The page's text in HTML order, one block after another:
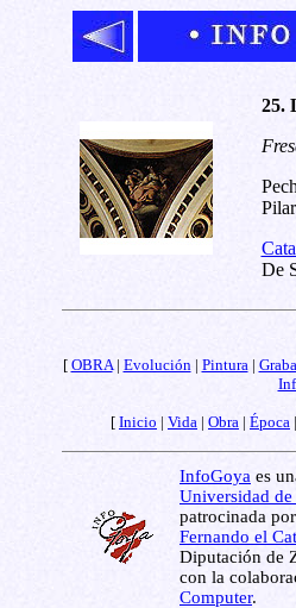
25.
De
[ OBRA| Evolución| Pintura|
[ Inicio | Vida | Obra | Época
InfoGoya es
Universidad de
patrocinada
Fernando el
Diputación de
con la
Computer.